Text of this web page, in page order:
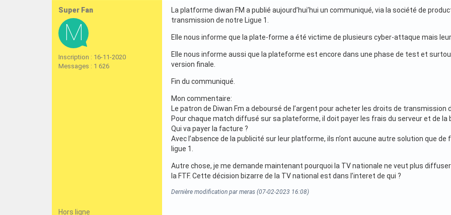
Super Fan
Inscription : 16-11-2020
Messages : 1 626
La platforme diwan FM a publié aujourd’hui’hui un communiqué, via la société de
transmission de notre Ligue 1.
Elle nous informe que la plate-forme a été victime de plusieurs cyber-attaque mais
Elle nous informe aussi que la plateforme est encore dans une phase de test et
version finale.
Fin du communiqué.
Mon commentaire:
Le patron de Diwan Fm a deboursé de l’argent pour acheter les droits de transmission
Pour chaque match diffusé sur sa plateforme, il doit payer les frais du serveur et de la
Qui va payer la facture ?
Avec l’absence de la publicité sur leur platforme, ils n’ont aucune autre solution que
ligue 1.
Autre chose, je me demande maintenant pourquoi la TV nationale ne veut plus
la FTF. Cette décision bizarre de la TV national est dans l’interet de qui ?
Dernière modification par meras (07-02-2023 16:08)
Hors ligne